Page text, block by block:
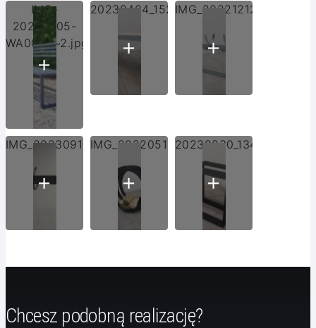
IMG-
20230705-
WA0002~2.jpg
20230404_152455.jpg
IMG_20230913_101831.jpgIMG_20220519_132746.jpg
20230830_134342.jpg
Chcesz podobną realizację?